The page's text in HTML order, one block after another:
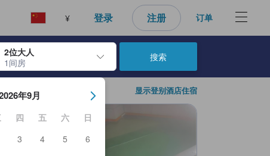
¥ 登录 注册 订单
2位大人
1间房
使用 Enter 键选择日期后，入住日期将被选择。重复相同操作以选择
年9月
四 五 六
日
3 4 5
6
搜索
显示登别酒店住宿